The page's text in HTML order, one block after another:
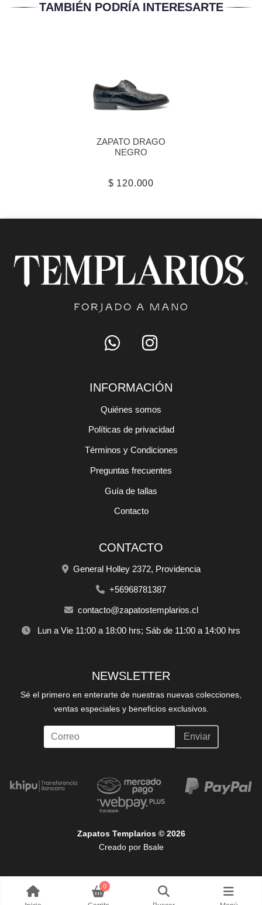
TAMBIÉN PODRÍA INTERESARTE
ZAPATO DRAGO
NEGRO
$ 120.000
INFORMACIÓN
Quiénes somos
Políticas de privacidad
Términos y Condiciones
Preguntas frecuentes
Guía de tallas
Contacto
CONTACTO
General Holley 2372, Providencia
+56968781387
contacto@zapatostemplarios.cl
Lun a Vie 11:00 a 18:00 hrs; Sáb de 11:00 a 14:00 hrs
NEWSLETTER
Sé el primero en enterarte de nuestras nuevas colecciones,
ventas especiales y beneficios exclusivos.
Enviar
Zapatos Templarios © 2026
Creado por Bsale
0